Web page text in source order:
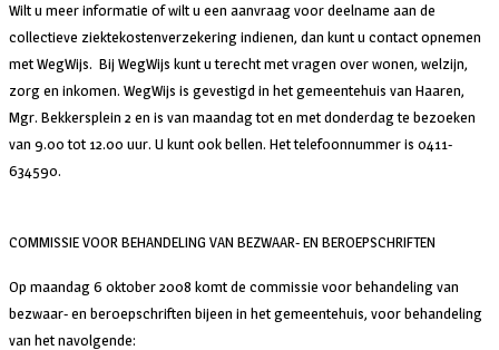
Wilt u meer informatie of wilt u een aanvraag voor deelname aan de
collectieve ziektekostenverzekering indienen, dan kunt u contact opnemen
met WegWijs. Bij WegWijs kunt u terecht met vragen over wonen, welzijn,
zorg en inkomen. WegWijs is gevestigd in het gemeentehuis van Haaren,
Mgr. Bekkersplein 2 en is van maandag tot en met donderdag te bezoeken
van 9.00 tot 12.00 uur. U kunt ook bellen. Het telefoonnummer is 0411-
634590.
COMMISSIE VOOR BEHANDELING VAN BEZWAAR- EN BEROEPSCHRIFTEN
Op maandag 6 oktober 2008 komt de commissie voor behandeling van
bezwaar- en beroepschriften bijeen in het gemeentehuis, voor behandeling
van het navolgende: